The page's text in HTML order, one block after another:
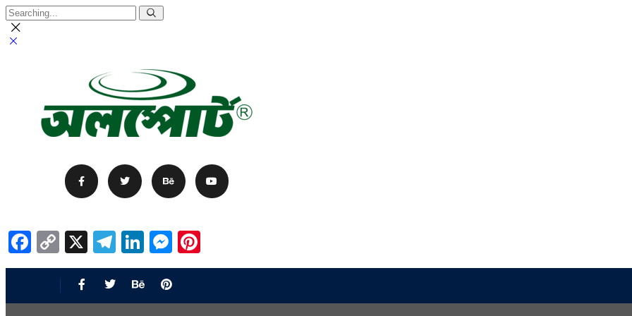
Facebook
Copy
Link
X Telegram
LinkedIn
Messenger